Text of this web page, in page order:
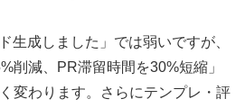
生成しました」では弱いですが、
削減、PR滞留時間を30%短縮」
変わります。さらにテンプレ・評